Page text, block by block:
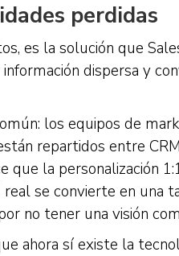
perdidas
es la solución que
dispersa y
los equipos de
repartidos entre
que la personalización
se convierte en una
no tener una visión
ahora sí existe la